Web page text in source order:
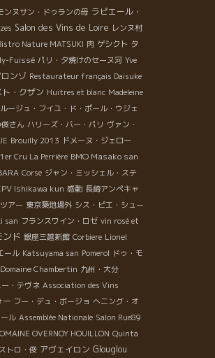
ンヌサン・ドゥランの母 ラピエール・
Salon des Vins de Loire レンヌ村
Nature MATSUKI 肉 ゲシクト タ
Fuissé パリ・夕焼けのセーヌ河 Yve
ンゾ Restaurateur français Daisuke
・クザン Huitres et blanc Madeleine
ルージュ・フイユ・ド・ポール・ウジェ
さん ハリーズ・バー・パリ ヴァン・
Brouilly 2013 ドメーヌ・ジェロー
1er Cru La Perrière BMO Masako san
Corse ジャン・ミッシェル・ステ
Ishikawa kun 感動 長崎アンペキャ
アー 東京築地場外 シス・ピエ・シュー
san フランスワイン・ロゼ vin rosé et
ド 銀座三越新館 Corbiere Lionel
ール Katsuyama san Pomerol ドゥ・モ
Domaine Chambertin 九州・大分
・テヴネ Association des Vins
ー フー・デュ・ボージョ へニング・オ
ル Assemblée Nationale Salon Rue89
OVERNOY HOUILLON Quinta
トロ・俊 アヴェイロン Glouglou